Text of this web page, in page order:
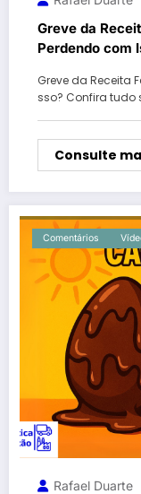
Greve da
Perdendo com
Greve da Receita
sso? Confira tudo
Consulte
Comentários
Rafael Duarte